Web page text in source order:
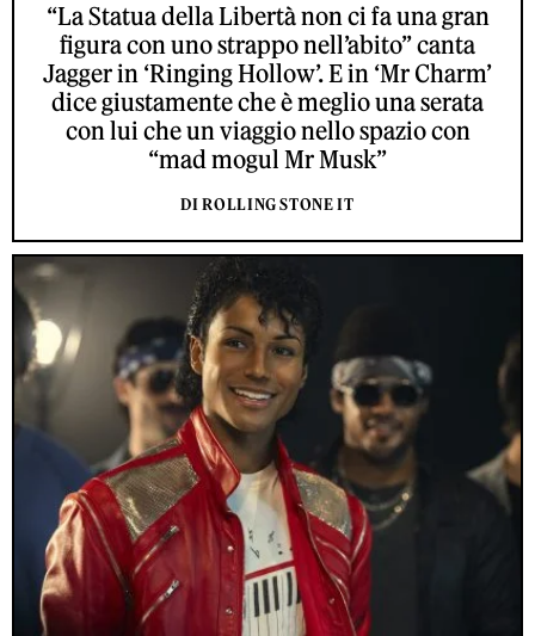
“La Statua della Libertà non ci fa una gran
figura con uno strappo nell’abito” canta
Jagger in ‘Ringing Hollow’. E in ‘Mr Charm’
dice giustamente che è meglio una serata
con lui che un viaggio nello spazio con
“mad mogul Mr Musk”
DI ROLLING STONE IT